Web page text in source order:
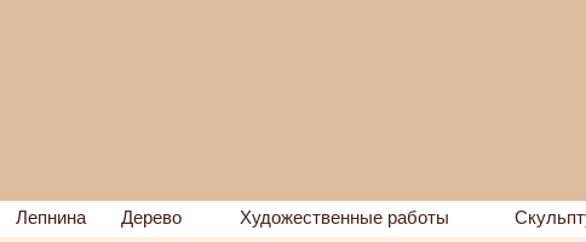
Лепнина Дерево Художественные работы